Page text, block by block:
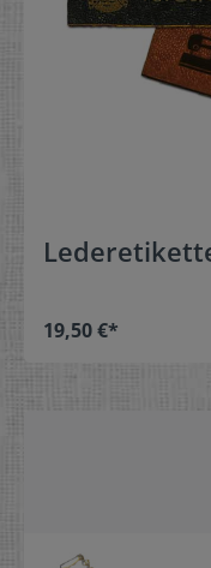
19,50 €*